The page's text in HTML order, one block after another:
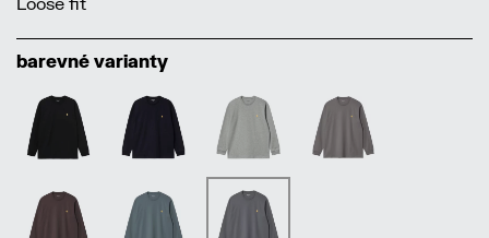
barevné varianty